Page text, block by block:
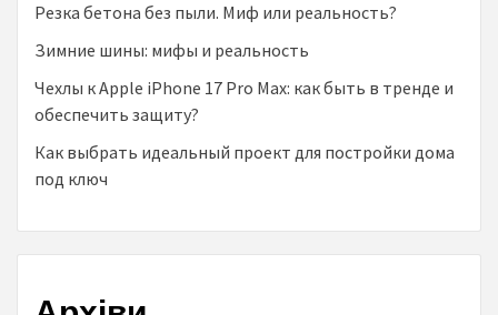
Резка бетона без пыли. Миф или реальность?
Зимние шины: мифы и реальность
Чехлы к Аpple iPhone 17 Pro Max: как быть в тренде и
обеспечить защиту?
Как выбрать идеальный проект для постройки дома
под ключ